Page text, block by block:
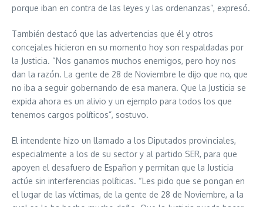
porque iban en contra de las leyes y las ordenanzas”, expresó.
También destacó que las advertencias que él y otros
concejales hicieron en su momento hoy son respaldadas por
la Justicia. “Nos ganamos muchos enemigos, pero hoy nos
dan la razón. La gente de 28 de Noviembre le dijo que no, que
no iba a seguir gobernando de esa manera. Que la Justicia se
expida ahora es un alivio y un ejemplo para todos los que
tenemos cargos políticos”, sostuvo.
El intendente hizo un llamado a los Diputados provinciales,
especialmente a los de su sector y al partido SER, para que
apoyen el desafuero de Españon y permitan que la Justicia
actúe sin interferencias políticas. “Les pido que se pongan en
el lugar de las víctimas, de la gente de 28 de Noviembre, a la